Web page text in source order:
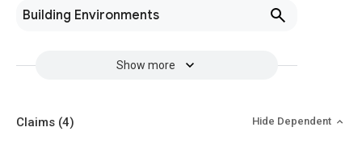
Building Environments
Show more
Claims (4) Hide Dependent